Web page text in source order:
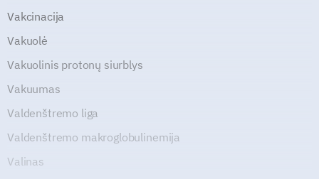
Vakcinacija
Vakuolė
Vakuolinis protonų siurblys
Vakuumas
Valdenštremo liga
Valdenštremo makroglobulinemija
Valinas